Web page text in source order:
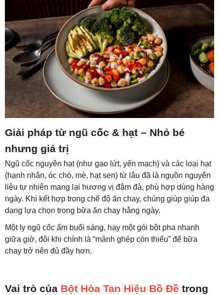
Giải pháp từ ngũ cốc & hạt – Nhỏ bé
nhưng giá trị
Ngũ cốc nguyên hạt (như gạo lứt, yến mạch) và các loại hạt
(hạnh nhân, óc chó, mè, hạt sen) từ lâu đã là nguồn nguyên
liệu tự nhiên mang lại hương vị đậm đà, phù hợp dùng hàng
ngày. Khi kết hợp trong chế độ ăn chay, chúng giúp giúp đa
dạng lựa chọn trong bữa ăn chay hằng ngày.
Một ly ngũ cốc ấm buổi sáng, hay một gói bột pha nhanh
giữa giờ, đôi khi chính là “mảnh ghép còn thiếu” để bữa
chay trở nên đủ đầy hơn.
Vai trò của Bột Hòa Tan Hiệu Bồ Đề trong